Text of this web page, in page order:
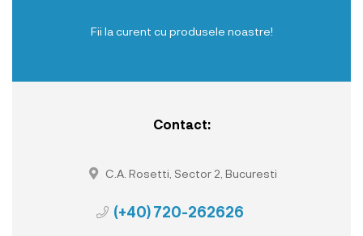
Fii la curent cu produsele noastre!
Contact:
C.A. Rosetti, Sector 2, Bucuresti
(+40) 720-262626